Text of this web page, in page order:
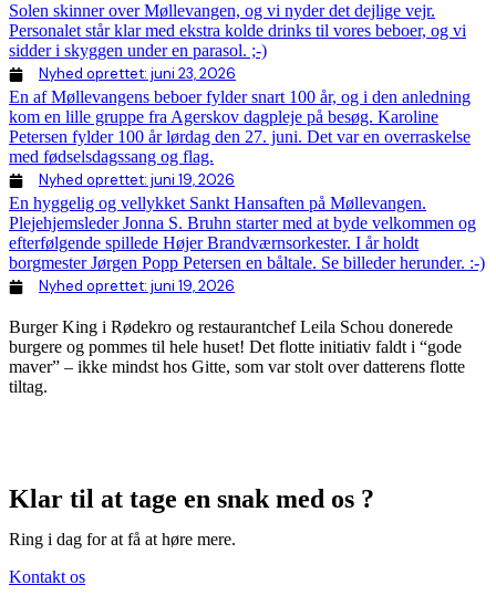
Solen skinner over Møllevangen, og vi nyder det dejlige vejr.
Personalet står klar med ekstra kolde drinks til vores beboer, og vi
sidder i skyggen under en parasol. ;-)
Nyhed oprettet: juni 23, 2026
En af Møllevangens beboer fylder snart 100 år, og i den anledning
kom en lille gruppe fra Agerskov dagpleje på besøg. Karoline
Petersen fylder 100 år lørdag den 27. juni. Det var en overraskelse
med fødselsdagssang og flag.
Nyhed oprettet: juni 19, 2026
En hyggelig og vellykket Sankt Hansaften på Møllevangen.
Plejehjemsleder Jonna S. Bruhn starter med at byde velkommen og
efterfølgende spillede Højer Brandværnsorkester. I år holdt
borgmester Jørgen Popp Petersen en båltale. Se billeder herunder. :-)
Nyhed oprettet: juni 19, 2026
Burger King i Rødekro og restaurantchef Leila Schou donerede
burgere og pommes til hele huset! Det flotte initiativ faldt i “gode
maver” – ikke mindst hos Gitte, som var stolt over datterens flotte
tiltag.
Klar til at tage en snak med os ?
Ring i dag for at få at høre mere.
Kontakt os